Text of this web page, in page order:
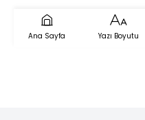
Ana Sayfa Yazı Boyutu